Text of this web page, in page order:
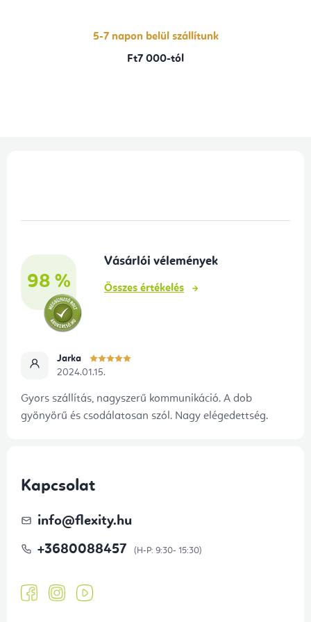
5-7 napon belül szállítunk
Ft7 000-tól
98 %
Vásárlói vélemények
Összes értékelés
Jarka
2024.01.15.
Gyors szállítás, nagyszerű kommunikáció. A dob
gyönyörű és csodálatosan szól. Nagy elégedettség.
Kapcsolat
info@flexity.hu
+3680088457